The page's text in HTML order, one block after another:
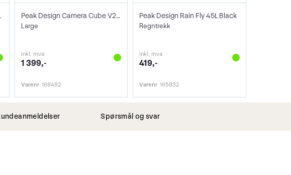
V2 Small Peak Design Camera Cube V2 Large
Large
inkl. mva
1 399,-
Varenr 168492
Peak Design Rain Fly 45L Black
Regntrekk
inkl. mva
419,-
Varenr 165832
Spørsmål og svar